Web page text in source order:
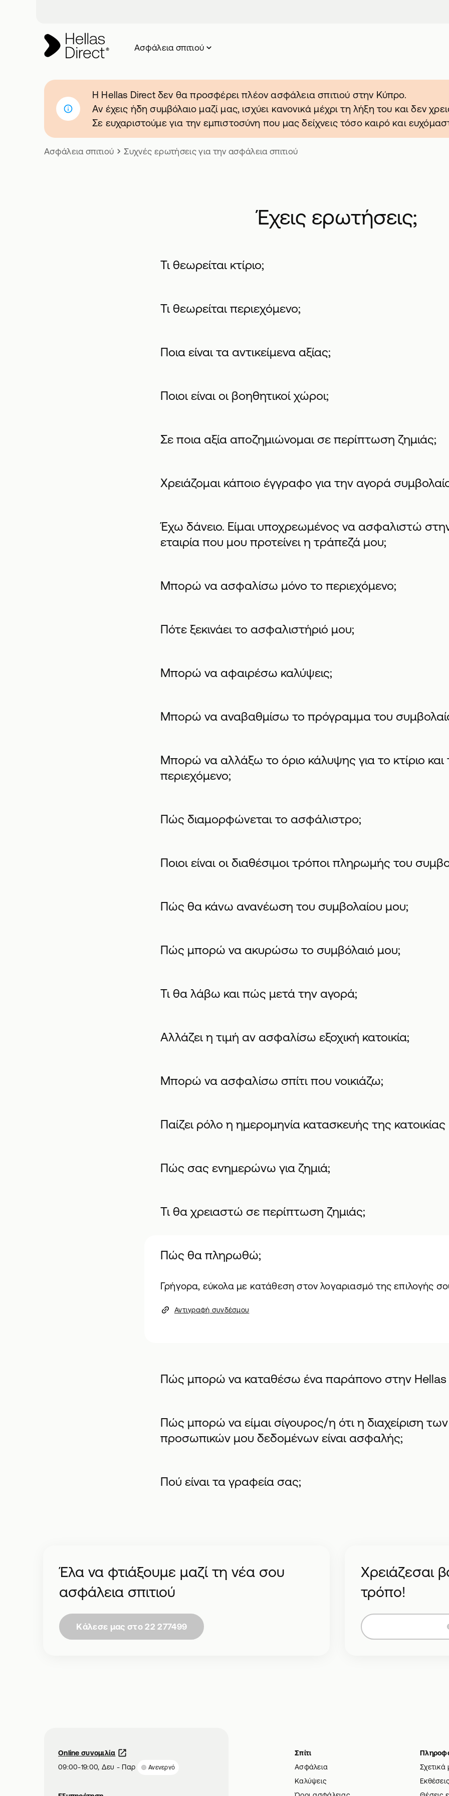
Ασφάλεια σπιτιού
H Hellas Direct δεν θα προσφέρει πλέον ασφάλεια σπιτιού στην Κύπρο.
Αν έχεις ήδη συμβόλαιο μαζί μας, ισχύει κανονικά μέχρι τη λήξη του και δεν
Σε ευχαριστούμε για την εμπιστοσύνη που μας δείχνεις τόσο καιρό και
Ασφάλεια σπιτιού Συχνές ερωτήσεις για την ασφάλεια σπιτιού
Έχεις ερωτήσεις;
Τι θεωρείται κτίριο;
Τι θεωρείται περιεχόμενο;
Ποια είναι τα αντικείμενα αξίας;
Ποιοι είναι οι βοηθητικοί χώροι;
Σε ποια αξία αποζημιώνομαι σε περίπτωση ζημιάς;
Χρειάζομαι κάποιο έγγραφο για την αγορά
Έχω δάνειο. Είμαι υποχρεωμένος να ασφαλιστώ
εταιρία που μου προτείνει η τράπεζά μου;
Μπορώ να ασφαλίσω μόνο το περιεχόμενο;
Πότε ξεκινάει το ασφαλιστήριό μου;
Μπορώ να αφαιρέσω καλύψεις;
Μπορώ να αναβαθμίσω το πρόγραμμα του
Μπορώ να αλλάξω το όριο κάλυψης για το κτίριο και
περιεχόμενο;
Πώς διαμορφώνεται το ασφάλιστρο;
Ποιοι είναι οι διαθέσιμοι τρόποι πληρωμής του
Πώς θα κάνω ανανέωση του συμβολαίου μου;
Πώς μπορώ να ακυρώσω το συμβόλαιό μου;
Τι θα λάβω και πώς μετά την αγορά;
Αλλάζει η τιμή αν ασφαλίσω εξοχική κατοικία;
Μπορώ να ασφαλίσω σπίτι που νοικιάζω;
Παίζει ρόλο η ημερομηνία κατασκευής της
Πώς σας ενημερώνω για ζημιά;
Τι θα χρειαστώ σε περίπτωση ζημιάς;
Πώς θα πληρωθώ;
Γρήγορα, εύκολα με κατάθεση στον λογαριασμό της επιλογής
Αντιγραφή συνδέσμου
Πώς μπορώ να καταθέσω ένα παράπονο στην Hellas
Πώς μπορώ να είμαι σίγουρος/η ότι η διαχείριση των
προσωπικών μου δεδομένων είναι ασφαλής;
Πού είναι τα γραφεία σας;
Έλα να φτιάξουμε μαζί τη νέα σου
ασφάλεια σπιτιού
Κάλεσε μας στο 22 277499
Χρειάζεσαι
τρόπο!
Online συνομιλία
09:00-19:00, Δευ - Παρ
Ανενεργό
Σπίτι
Ασφάλεια
Καλύψεις
Σχετικά